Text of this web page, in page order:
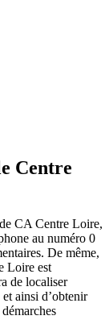
Centre
CA Centre Loire,
au numéro 0
De même,
Loire est
de localiser
ainsi d’obtenir